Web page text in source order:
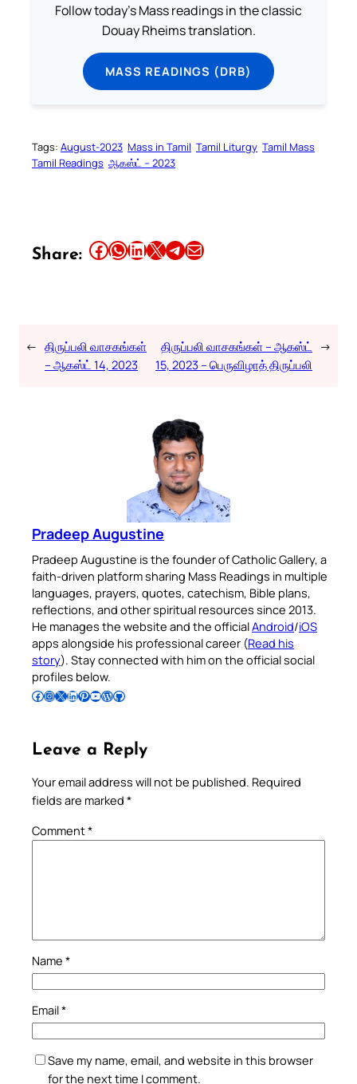
Follow today's Mass readings in the classic
Douay Rheims translation.
MASS READINGS (DRB)
Tags: August-2023 Mass in Tamil Tamil Liturgy Tamil Mass
Tamil Readings ஆகஸ்ட் – 2023
Share: Share this article on Facebook Share this article on WhatsApp Share this article on LinkedIn Share this article on X Share this article on TelegramEmail this Article
← திருப்பலி வாசகங்கள்
– ஆகஸ்ட் 14, 2023
திருப்பலி வாசகங்கள் – ஆகஸ்ட்
15, 2023 – பெருவிழாத் திருப்பலி
→
Pradeep Augustine
Pradeep Augustine is the founder of Catholic Gallery, a
faith-driven platform sharing Mass Readings in multiple
languages, prayers, quotes, catechism, Bible plans,
reflections, and other spiritual resources since 2013.
He manages the website and the officialAndroid/iOS
apps alongside his professional career (Read his
story). Stay connected with him on the official social
profiles below.
Follow Pradeep on Facebook Follow Pradeep on InstagramFollow Pradeep on X Follow Pradeep on LinkedIn Follow Pradeep on Pinterest Subscribe to Pradeep’s Youtube Channel Follow Pradeep on WordPress Follow Pradeep on GitHub
Leave a Reply
Your email address will not be published. Required
fields are marked *
Comment*
Name *
Email*
Save my name, email, and website in this browser
for the next time I comment.